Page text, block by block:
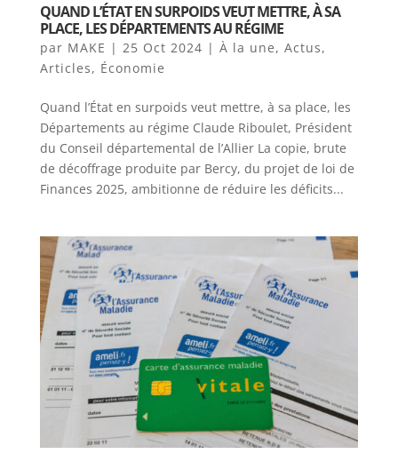
QUAND L’ÉTAT EN SURPOIDS VEUT METTRE, À SA
PLACE, LES DÉPARTEMENTS AU RÉGIME
par MAKE | 25 Oct 2024 | À la une, Actus,
Articles, Économie
Quand l’État en surpoids veut mettre, à sa place, les
Départements au régime Claude Riboulet, Président
du Conseil départemental de l’Allier La copie, brute
de décoffrage produite par Bercy, du projet de loi de
Finances 2025, ambitionne de réduire les déficits...